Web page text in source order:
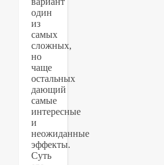
один
из
самых
сложных,
но
чаще
остальных
дающий
самые
интересные
и
неожиданные
эффекты.
Суть